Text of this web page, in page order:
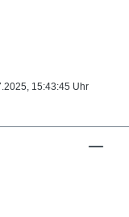
15:43:45 Uhr